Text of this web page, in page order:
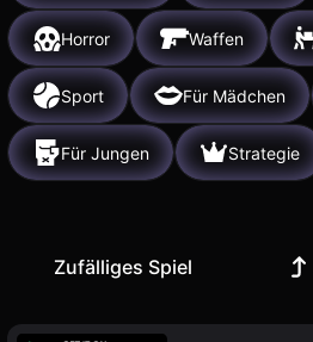
Horror Waffen
Sport Für Mädchen
Für Jungen Strategie
Zufälliges Spiel